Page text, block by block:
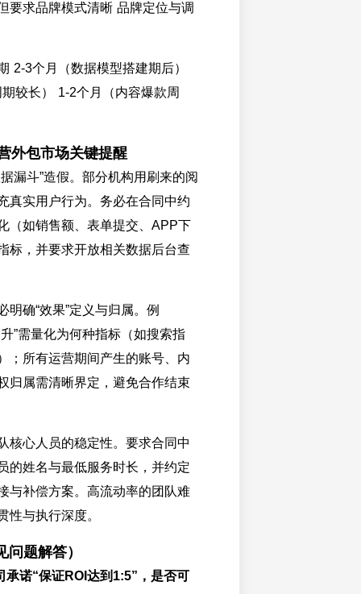
要求品牌模式清晰 品牌定位与调
2-3个月（数据模型搭建期后）
较长） 1-2个月（内容爆款周
外包市场关键提醒
漏斗”造假。部分机构用刷来的阅
真实用户行为。务必在合同中约
（如销售额、表单提交、APP下
标，并要求开放相关数据后台查
明确“效果”定义与归属。例
”需量化为何种指标（如搜索指
；所有运营期间产生的账号、内
归属需清晰界定，避免合作结束
核心人员的稳定性。要求合同中
的姓名与最低服务时长，并约定
与补偿方案。高流动率的团队难
性与执行深度。
题解答）
承诺“保证ROI达到1:5”，是否可